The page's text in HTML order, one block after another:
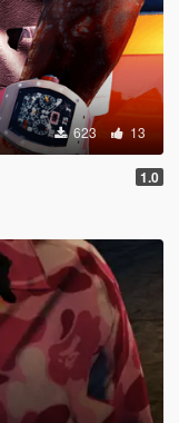
623 13
1.0